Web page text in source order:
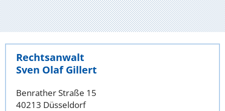
Rechtsanwalt
Sven Olaf Gillert
Benrather Straße 15
40213 Düsseldorf